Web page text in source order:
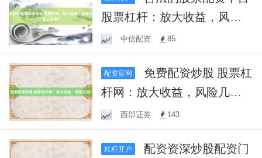
股票杠杆：放大收益，风险
也随之而来？
中信配资 85
配资官网
杆网：放大收益，风险几
何？西部证券 143
杠杆开户